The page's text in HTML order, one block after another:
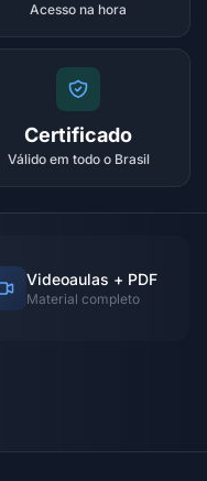
Acesso na hora
Certificado
Válido em todo o Brasil
Videoaulas + PDF
Material completo